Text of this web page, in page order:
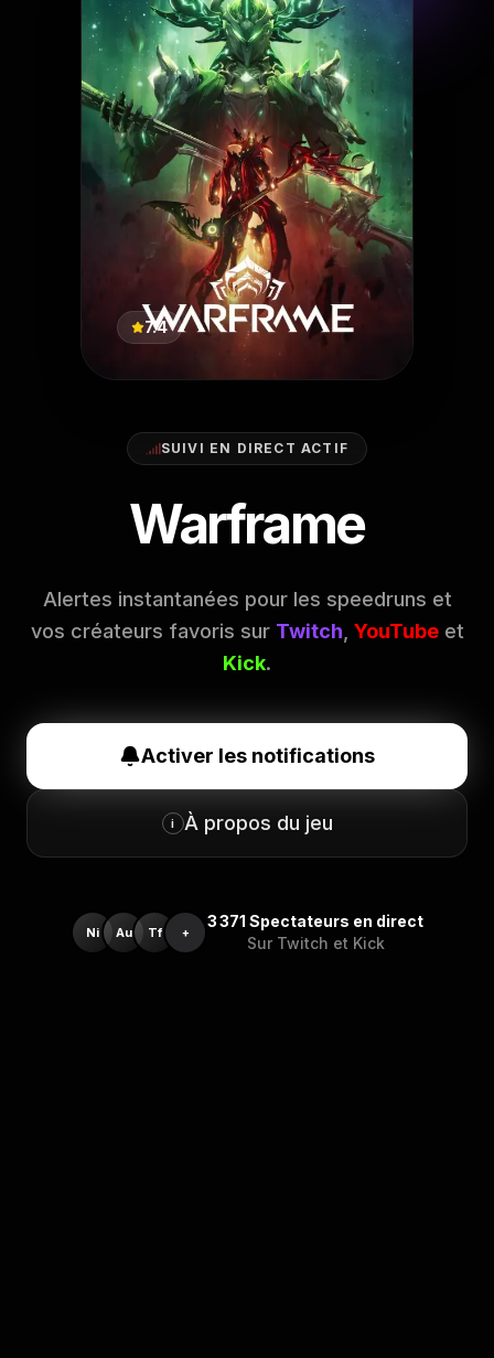
SUIVI EN DIRECT ACTIF
Warframe
Alertes instantanées pour les speedruns et
vos créateurs favoris sur Twitch YouTubeet
Kick.
Activer les notifications
i À propos du jeu
Ni Au Tf +
3 371 Spectateurs en direct
Sur Twitch et Kick
7.4